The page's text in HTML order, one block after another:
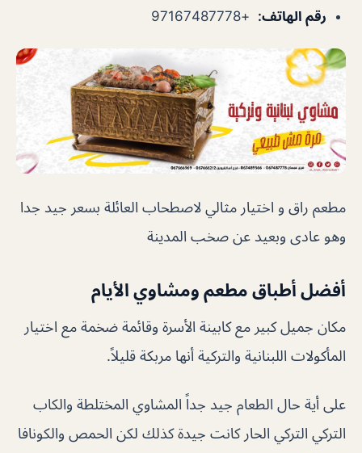
رقم الهاتف:
+97167487778
مطعم راق و اختيار مثالي لاصطحاب العائلة بسعر جيد جدا
وهو عادى وبعيد عن صخب المدينة
أفضل أطباق مطعم ومشاوي الأيام
مكان جميل كبير مع كابينة الأسرة وقائمة ضخمة مع اختيار
المأكولات اللبنانية والتركية أنها مربكة قليلاً.
على أية حال الطعام جيد جداً المشاوي المختلطة والكاب
التركي التركي الحار كانت جيدة كذلك لكن الحمص والكونافا